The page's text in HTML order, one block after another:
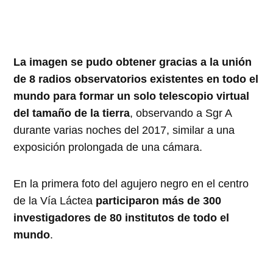
La imagen se pudo obtener gracias a la unión
de 8 radios observatorios existentes en todo el
mundo para formar un solo telescopio virtual
del tamaño de la tierra, observando a Sgr A
durante varias noches del 2017, similar a una
exposición prolongada de una cámara.
En la primera foto del agujero negro en el centro
de la Vía Láctea participaron más de 300
investigadores de 80 institutos de todo el
mundo.